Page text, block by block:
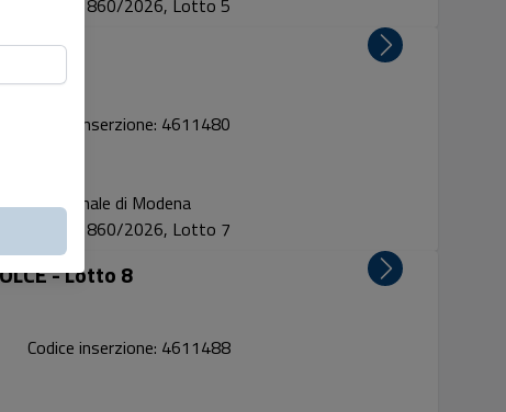
Proc. 860/2026, Lotto 5
Lotto 7
Codice inserzione: 4611480
Tribunale di Modena
Proc. 860/2026, Lotto 7
- Lotto 8
Codice inserzione: 4611488